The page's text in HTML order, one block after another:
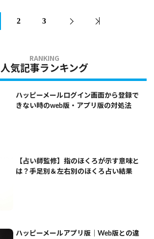
2 3
人気記事ランキング
ハッピーメールログイン画面から登録で
きない時のweb版・アプリ版の対処法
【占い師監修】指のほくろが示す意味と
は？手足別＆左右別のほくろ占い結果
ハッピーメールアプリ版｜Web版との違